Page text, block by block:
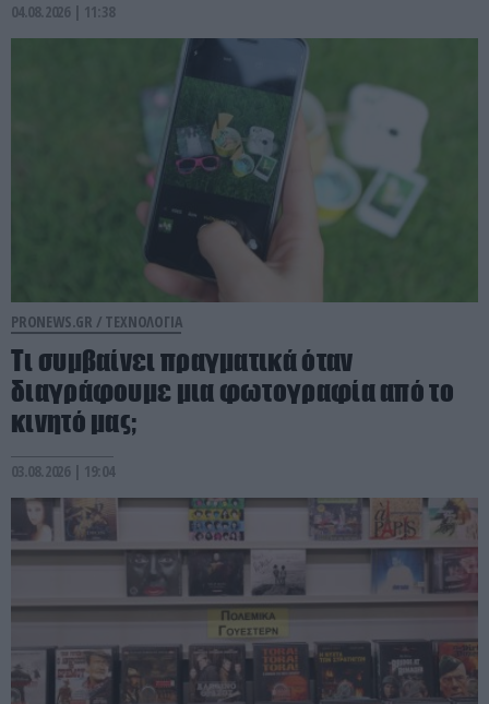
04.08.2026 | 11:38
PRONEWS.GR / ΤΕΧΝΟΛΟΓΙΑ
Τι συμβαίνει πραγματικά όταν
διαγράφουμε μια φωτογραφία από το
κινητό μας;
03.08.2026 | 19:04